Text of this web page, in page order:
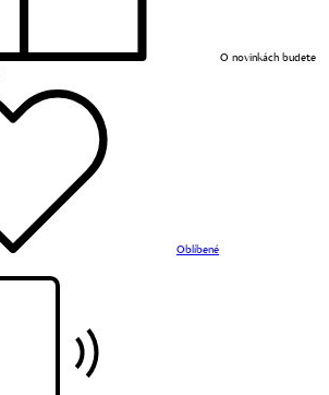
O novinkách budete
Oblíbené